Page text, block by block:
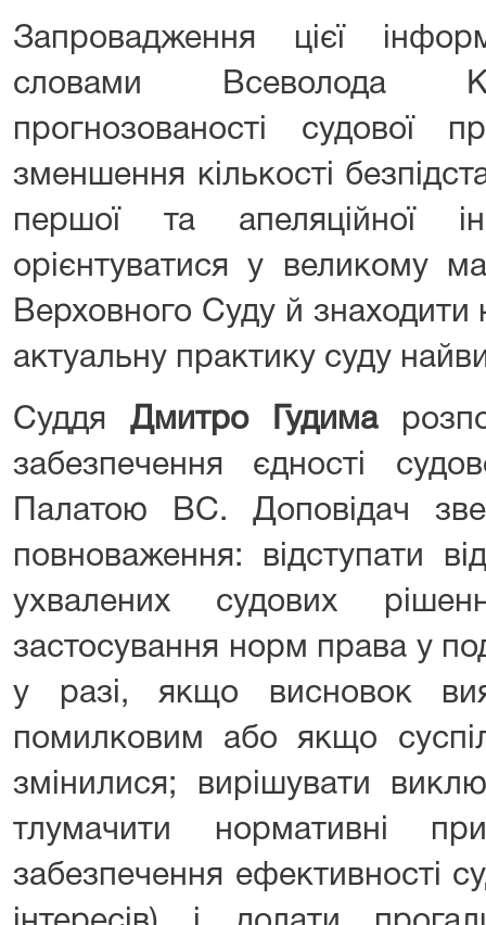
Запровадження цієї
словами Всеволода
прогнозованості судової
зменшення кількості
першої та апеляційної
орієнтуватися у великому
Верховного Суду й знаходити
актуальну практику суду
Суддя Дмитро Гудима
забезпечення єдності
Палатою ВС. Доповідач
повноваження: відступати
ухвалених судових
застосування норм права у
у разі, якщо висновок
помилковим або якщо
змінилися; вирішувати
тлумачити нормативні
забезпечення ефективності